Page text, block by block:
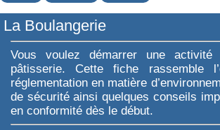
La Boulangerie
Vous voulez démarrer une activité
pâtisserie. Cette fiche rassemble
réglementation en matière
de sécurité ainsi quelques conseils
en conformité dès le début.